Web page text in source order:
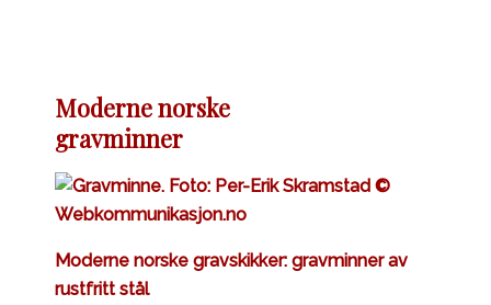
Moderne norske
gravminner
Moderne norske gravskikker: gravminner av
rustfritt stål